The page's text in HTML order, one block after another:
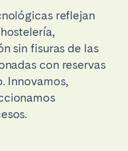
reflejan
sin fisuras de las
con reservas
Innovamos,